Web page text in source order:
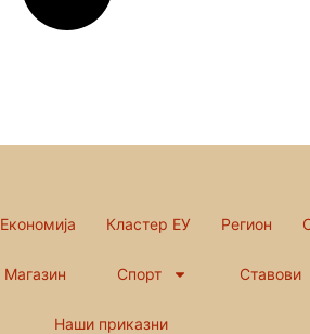
Економија Кластер ЕУ Регион
Магазин Спорт Ставови
Наши приказни